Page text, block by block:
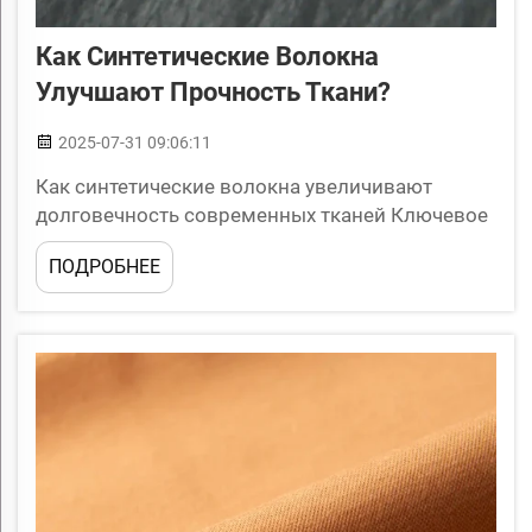
Как Синтетические Волокна
Улучшают Прочность Ткани?
2025-07-31 09:06:11
Как синтетические волокна увеличивают
долговечность современных тканей Ключевое
слово: синтетические волокна Мир текстиля
постоянно меняется, поскольку производители
ищут ткани, которые обеспечивают лучшие
длительный срок службы и экономию денег в
ПОДРОБНЕЕ